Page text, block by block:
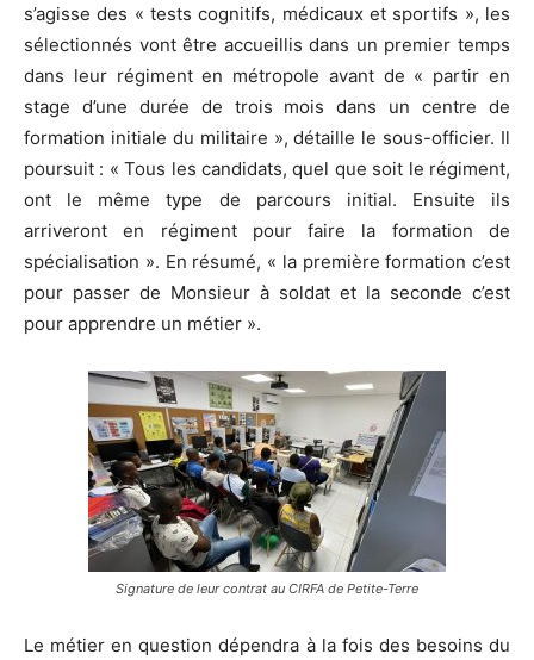
s’agisse des « tests cognitifs, médicaux et sportifs », les
sélectionnés vont être accueillis dans un premier temps
dans leur régiment en métropole avant de « partir en
stage d’une durée de trois mois dans un centre de
formation initiale du militaire », détaille le sous-officier. Il
poursuit : « Tous les candidats, quel que soit le régiment,
ont le même type de parcours initial. Ensuite ils
arriveront en régiment pour faire la formation de
spécialisation ». En résumé, « la première formation c’est
pour passer de Monsieur à soldat et la seconde c’est
pour apprendre un métier ».
Signature de leur contrat au CIRFA de Petite-Terre
Le métier en question dépendra à la fois des besoins du